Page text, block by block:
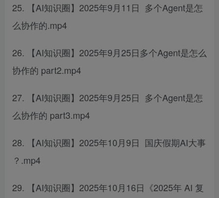
25. 【AI知识圈】2025年9月11日 多个Agent是怎
么协作的.mp4
26. 【AI知识圈】2025年9月25日多个Agent是怎么
协作的 part2.mp4
27. 【AI知识圈】2025年9月25日 多个Agent是怎
么协作的 part3.mp4
28. 【AI知识圈】2025年10月9日 国庆假期AI大事
？.mp4
29. 【AI知识圈】2025年10月16日《2025年 AI 复